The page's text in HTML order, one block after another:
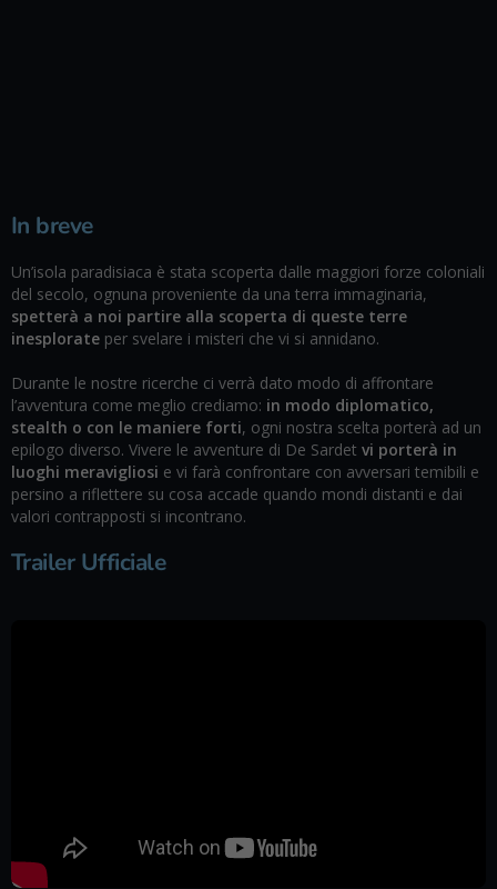
In breve
Un’isola paradisiaca è stata scoperta dalle maggiori forze coloniali
del secolo, ognuna proveniente da una terra immaginaria,
spetterà a noi partire alla scoperta di queste terre
inesplorate per svelare i misteri che vi si annidano.
Durante le nostre ricerche ci verrà dato modo di affrontare
l’avventura come meglio crediamo: in modo diplomatico,
stealth o con le maniere forti, ogni nostra scelta porterà ad un
epilogo diverso. Vivere le avventure di De Sardet vi porterà in
luoghi meravigliosi e vi farà confrontare con avversari temibili e
persino a riflettere su cosa accade quando mondi distanti e dai
valori contrapposti si incontrano.
Trailer Ufficiale